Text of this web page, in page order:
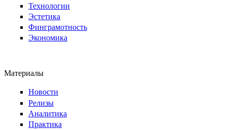
Технологии
Эстетика
Финграмотность
Экономика
Материалы
Новости
Релизы
Аналитика
Практика